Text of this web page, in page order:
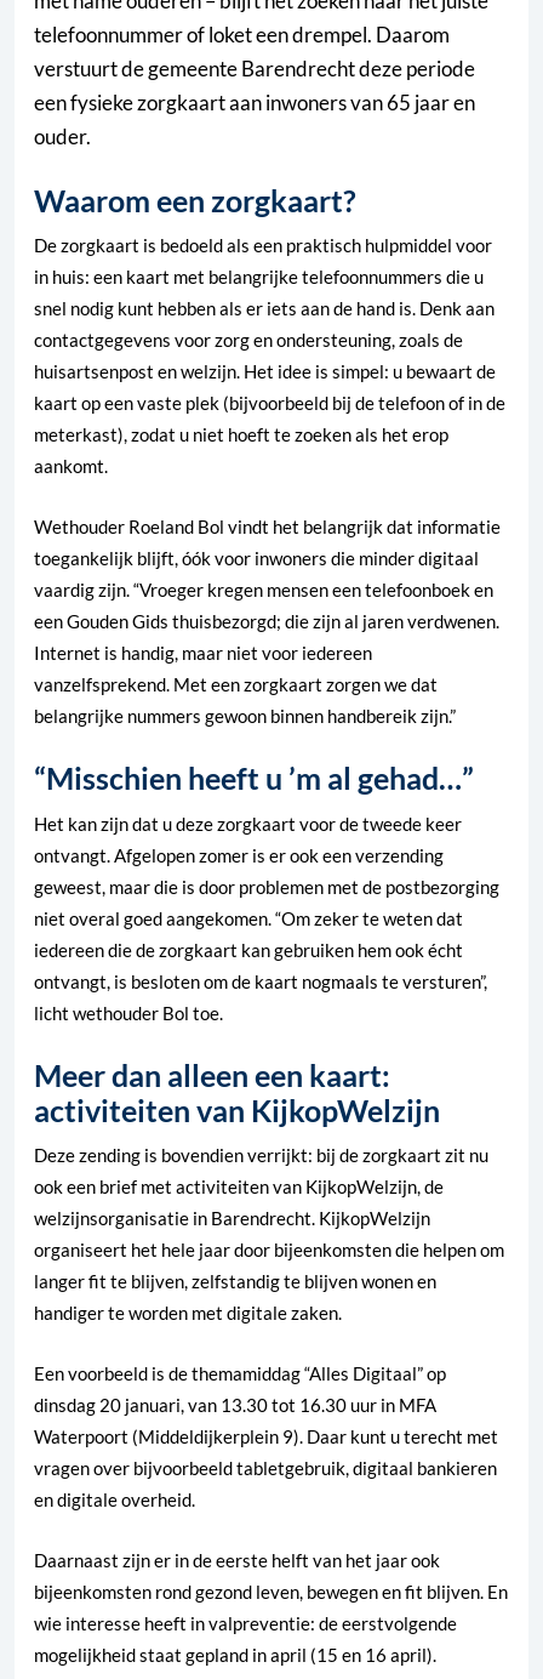
telefoonnummer of loket een drempel. Daarom
verstuurt de gemeente Barendrecht deze periode
een fysieke zorgkaart aan inwoners van 65 jaar en
ouder.
Waarom een zorgkaart?
De zorgkaart is bedoeld als een praktisch hulpmiddel voor
in huis: een kaart met belangrijke telefoonnummers die u
snel nodig kunt hebben als er iets aan de hand is. Denk aan
contactgegevens voor zorg en ondersteuning, zoals de
huisartsenpost en welzijn. Het idee is simpel: u bewaart de
kaart op een vaste plek (bijvoorbeeld bij de telefoon of in de
meterkast), zodat u niet hoeft te zoeken als het erop
aankomt.
Wethouder Roeland Bol vindt het belangrijk dat informatie
toegankelijk blijft, óók voor inwoners die minder digitaal
vaardig zijn. “Vroeger kregen mensen een telefoonboek en
een Gouden Gids thuisbezorgd; die zijn al jaren verdwenen.
Internet is handig, maar niet voor iedereen
vanzelfsprekend. Met een zorgkaart zorgen we dat
belangrijke nummers gewoon binnen handbereik zijn.”
“Misschien heeft u ’m al gehad…”
Het kan zijn dat u deze zorgkaart voor de tweede keer
ontvangt. Afgelopen zomer is er ook een verzending
geweest, maar die is door problemen met de postbezorging
niet overal goed aangekomen. “Om zeker te weten dat
iedereen die de zorgkaart kan gebruiken hem ook écht
ontvangt, is besloten om de kaart nogmaals te versturen”,
licht wethouder Bol toe.
Meer dan alleen een kaart:
activiteiten van KijkopWelzijn
Deze zending is bovendien verrijkt: bij de zorgkaart zit nu
ook een brief met activiteiten van KijkopWelzijn, de
welzijnsorganisatie in Barendrecht. KijkopWelzijn
organiseert het hele jaar door bijeenkomsten die helpen om
langer fit te blijven, zelfstandig te blijven wonen en
handiger te worden met digitale zaken.
Een voorbeeld is de themamiddag “Alles Digitaal” op
dinsdag 20 januari, van 13.30 tot 16.30 uur in MFA
Waterpoort (Middeldijkerplein 9). Daar kunt u terecht met
vragen over bijvoorbeeld tabletgebruik, digitaal bankieren
en digitale overheid.
Daarnaast zijn er in de eerste helft van het jaar ook
bijeenkomsten rond gezond leven, bewegen en fit blijven. En
wie interesse heeft in valpreventie: de eerstvolgende
mogelijkheid staat gepland in april (15 en 16 april).